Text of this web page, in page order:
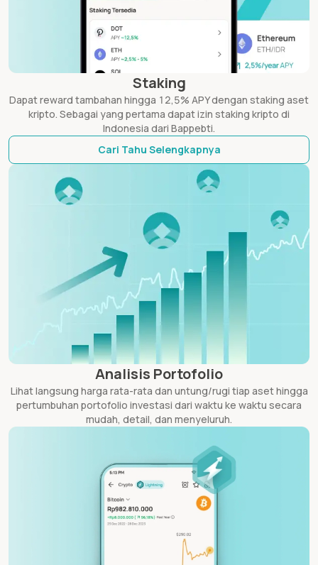
Staking
Dapat reward tambahan hingga 12,5% APY dengan staking aset
kripto. Sebagai yang pertama dapat izin staking kripto di
Indonesia dari Bappebti.
Cari Tahu Selengkapnya
Analisis Portofolio
Lihat langsung harga rata-rata dan untung/rugi tiap aset hingga
pertumbuhan portofolio investasi dari waktu ke waktu secara
mudah, detail, dan menyeluruh.